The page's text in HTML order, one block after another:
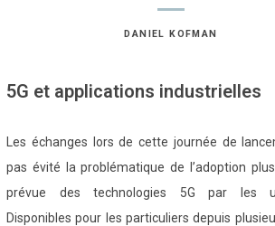
DANIEL KOFMAN
5G et applications industrielles
Les échanges lors de cette journée de
pas évité la problématique de l’adoption
prévue des technologies 5G par les
Disponibles pour les particuliers depuis